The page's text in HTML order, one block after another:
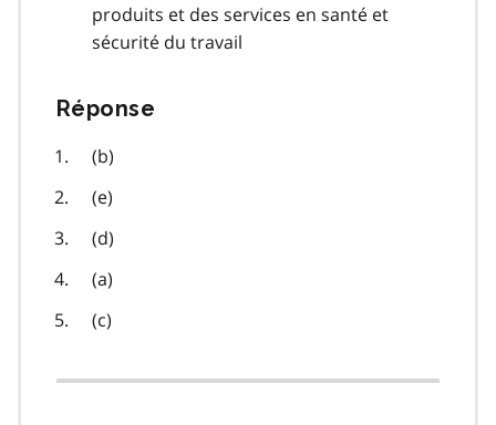
produits et des services en santé et
sécurité du travail
Réponse
(b)
(e)
(d)
(a)
(c)